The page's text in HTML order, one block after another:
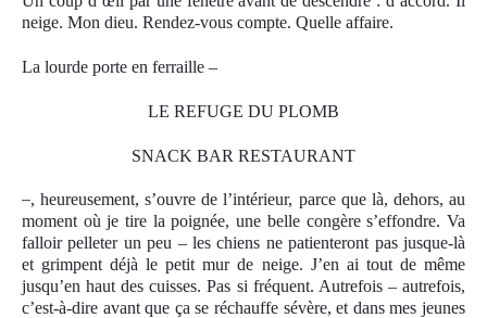
neige. Mon dieu. Rendez-vous compte. Quelle affaire.
La lourde porte en ferraille –
LE REFUGE DU PLOMB
SNACK BAR RESTAURANT
–, heureusement, s’ouvre de l’intérieur, parce que là, dehors, au
moment où je tire la poignée, une belle congère s’effondre. Va
falloir pelleter un peu – les chiens ne patienteront pas jusque-là
et grimpent déjà le petit mur de neige. J’en ai tout de même
jusqu’en haut des cuisses. Pas si fréquent. Autrefois – autrefois,
c’est-à-dire avant que ça se réchauffe sévère, et dans mes jeunes